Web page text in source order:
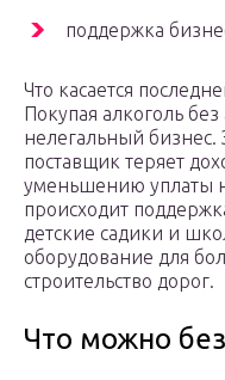
поддержка
Что касается
Покупая алкоголь
нелегальный
поставщик теряет
уменьшению уплаты
происходит
детские садики и
оборудование для
строительство дорог.
Что можно